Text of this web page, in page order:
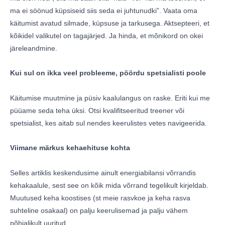
ma ei söönud küpsiseid siis seda ei juhtunudki”. Vaata oma
käitumist avatud silmade, küpsuse ja tarkusega. Aktsepteeri, et
kõikidel valikutel on tagajärjed. Ja hinda, et mõnikord on okei
järeleandmine.
Kui sul on ikka veel probleeme, pöördu spetsialisti poole
Käitumise muutmine ja püsiv kaalulangus on raske. Eriti kui me
püüame seda teha üksi. Otsi kvalifitseeritud treener või
spetsialist, kes aitab sul nendes keerulistes vetes navigeerida.
Viimane märkus kehaehituse kohta
Selles artiklis keskendusime ainult energiabilansi võrrandis
kehakaalule, sest see on kõik mida võrrand tegelikult kirjeldab.
Muutused keha koostises (st meie rasvkoe ja keha rasva
suhteline osakaal) on palju keerulisemad ja palju vähem
põhjalikult uuritud.